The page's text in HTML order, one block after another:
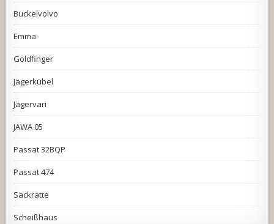
Buckelvolvo
Emma
Goldfinger
Jägerkübel
Jägervari
JAWA 05
Passat 32BQP
Passat 474
Sackratte
Scheißhaus